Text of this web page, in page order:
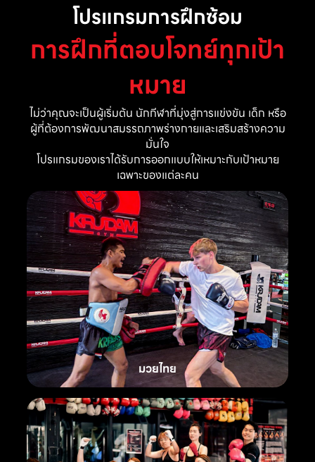
โปรแกรมการฝึกซ้อม
การฝึกที่ตอบโจทย์ทุกเป้า
หมาย
ไม่ว่าคุณจะเป็นผู้เริ่มต้น นักกีฬาที่มุ่งสู่การแข่งขัน เด็ก หรือ
ผู้ที่ต้องการพัฒนาสมรรถภาพร่างกายและเสริมสร้างความ
มั่นใจ
โปรแกรมของเราได้รับการออกแบบให้เหมาะกับเป้าหมาย
เฉพาะของแต่ละคน
มวยไทย